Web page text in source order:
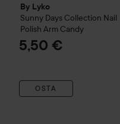
By Lyko
Sunny Days Collection Nail
Polish Arm Candy
5,50 €
OSTA